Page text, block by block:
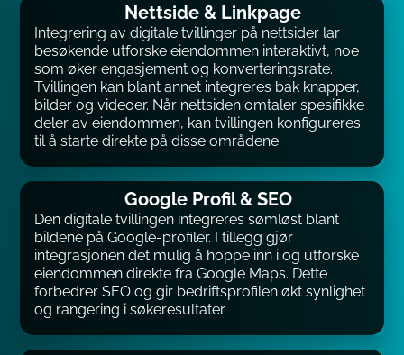
Nettside & Linkpage
Integrering av digitale tvillinger på nettsider lar
besøkende utforske eiendommen interaktivt, noe
som øker engasjement og konverteringsrate.
Tvillingen kan blant annet integreres bak knapper,
bilder og videoer. Når nettsiden omtaler spesifikke
deler av eiendommen, kan tvillingen konfigureres
til å starte direkte på disse områdene.
Google Profil & SEO
Den digitale tvillingen integreres sømløst blant
bildene på Google-profiler. I tillegg gjør
integrasjonen det mulig å hoppe inn i og utforske
eiendommen direkte fra Google Maps. Dette
forbedrer SEO og gir bedriftsprofilen økt synlighet
og rangering i søkeresultater.